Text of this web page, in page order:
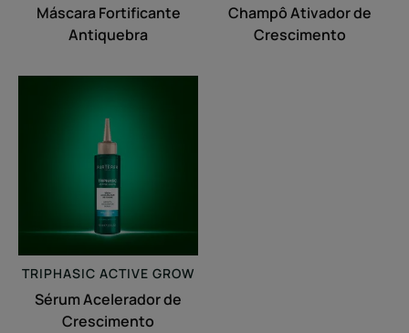
Máscara Fortificante
Antiquebra
Champô Ativador de
Crescimento
de
Crescimento
TRIPHASIC ACTIVE GROW
Sérum Acelerador de
Crescimento